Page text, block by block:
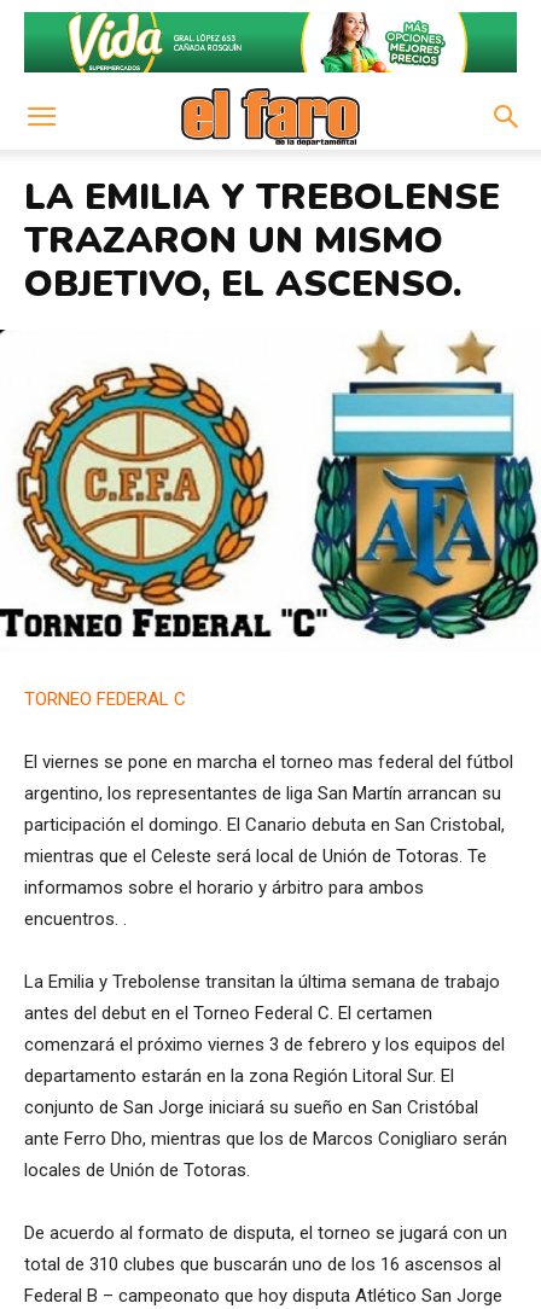
LA EMILIA Y TREBOLENSE
TRAZARON UN MISMO
OBJETIVO, EL ASCENSO.
TORNEO FEDERAL C
El viernes se pone en marcha el torneo mas federal del fútbol
argentino, los representantes de liga San Martín arrancan su
participación el domingo. El Canario debuta en San Cristobal,
mientras que el Celeste será local de Unión de Totoras. Te
informamos sobre el horario y árbitro para ambos
encuentros. .
La Emilia y Trebolense transitan la última semana de trabajo
antes del debut en el Torneo Federal C. El certamen
comenzará el próximo viernes 3 de febrero y los equipos del
departamento estarán en la zona Región Litoral Sur. El
conjunto de San Jorge iniciará su sueño en San Cristóbal
ante Ferro Dho, mientras que los de Marcos Conigliaro serán
locales de Unión de Totoras.
De acuerdo al formato de disputa, el torneo se jugará con un
total de 310 clubes que buscarán uno de los 16 ascensos al
Federal B – campeonato que hoy disputa Atlético San Jorge